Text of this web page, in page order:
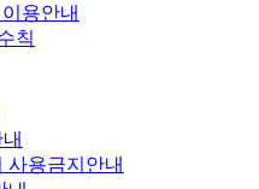
용안내
칙
사용금지안내